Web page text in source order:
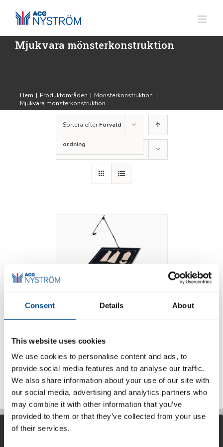
Consent Details About
This website uses cookies
We use cookies to personalise content and ads, to
provide social media features and to analyse our traffic.
We also share information about your use of our site with
our social media, advertising and analytics partners who
may combine it with other information that you’ve
provided to them or that they’ve collected from your use
of their services.
innehållet
Mjukvara mönsterkonstruktion
Hem | Produktområden | Mönsterkonstruktion |
Mjukvara mönsterkonstruktion
Sortera efterFörvald
ordning
12 produkter
Detaljer